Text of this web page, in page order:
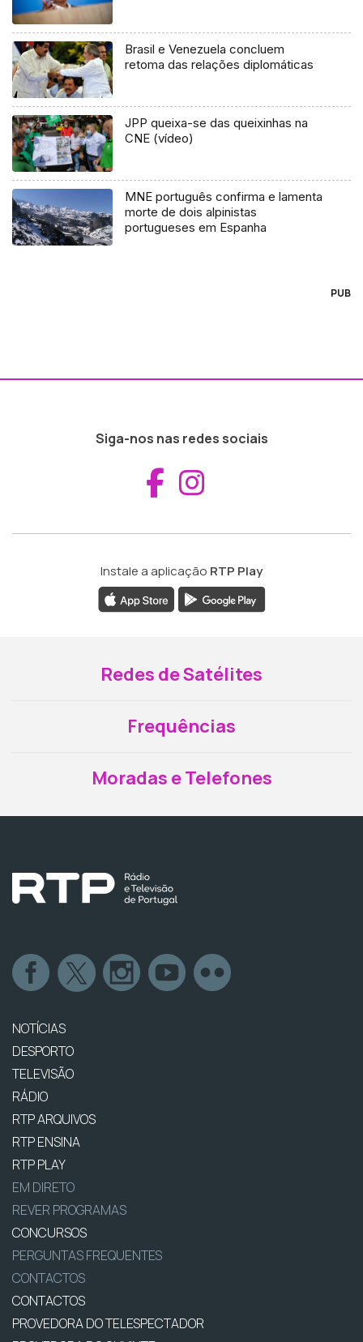
Brasil e Venezuela concluem
retoma das relações diplomáticas
JPP queixa-se das queixinhas na
CNE (vídeo)
MNE português confirma e lamenta
morte de dois alpinistas
portugueses em Espanha
PUB
Siga-nos nas redes sociais
Aceder ao
Instale a aplicação RTP Play
Redes de Satélites
Frequências
Moradas e Telefones
NOTÍCIAS
DESPORTO
TELEVISÃO
RÁDIO
RTP ARQUIVOS
RTP ENSINA
RTP PLAY
EM DIRETO
REVER PROGRAMAS
CONCURSOS
PERGUNTAS FREQUENTES
CONTACTOS
CONTACTOS
PROVEDORA DO TELESPECTADOR